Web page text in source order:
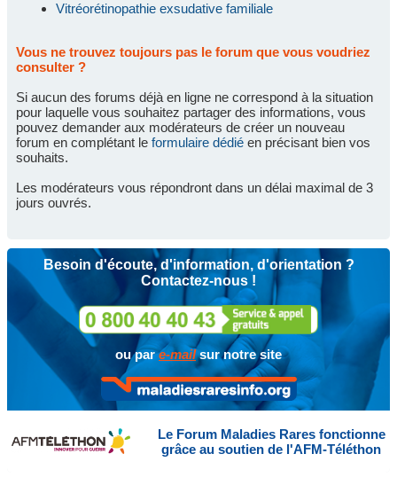
Vitréorétinopathie exsudative familiale
Vous ne trouvez toujours pas le forum que vous voudriez
consulter ?
Si aucun des forums déjà en ligne ne correspond à la situation
pour laquelle vous souhaitez partager des informations, vous
pouvez demander aux modérateurs de créer un nouveau
forum en complétant le formulaire dédié en précisant bien vos
souhaits.
Les modérateurs vous répondront dans un délai maximal de 3
jours ouvrés.
Besoin d'écoute, d'information, d'orientation ?
Contactez-nous !
ou pare-mailsur notre site
Le Forum Maladies Rares fonctionne
grâce au soutien de l'AFM-Téléthon